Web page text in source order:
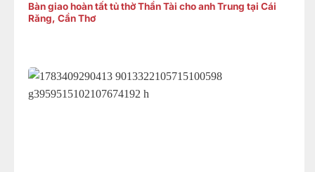
Bàn giao hoàn tất tủ thờ Thần Tài cho anh Trung tại Cái
Răng, Cần Thơ